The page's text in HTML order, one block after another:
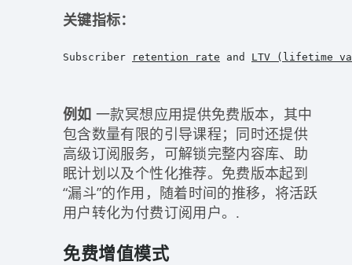
关键指标：
Subscriber retention rate and LTV (lifetime
例如 一款冥想应用提供免费版本，其中
包含数量有限的引导课程；同时还提供
高级订阅服务，可解锁完整内容库、助
眠计划以及个性化推荐。免费版本起到
“漏斗”的作用，随着时间的推移，将活跃
用户转化为付费订阅用户。.
免费增值模式